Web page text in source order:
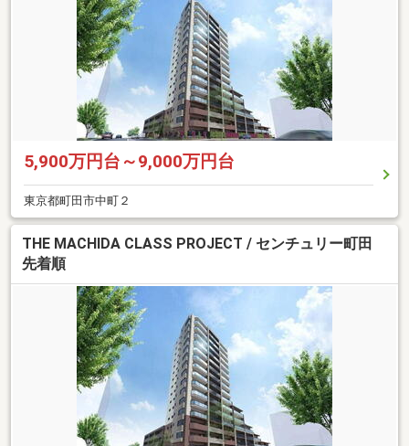
5,900万円台～9,000万円台
東京都町田市中町２
THE MACHIDA CLASS PROJECT / センチュリー町田
先着順